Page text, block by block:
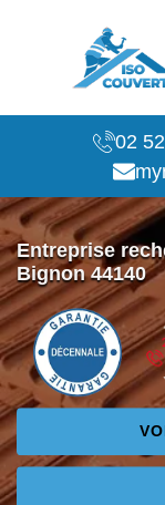
02
Entreprise
Bignon 44140